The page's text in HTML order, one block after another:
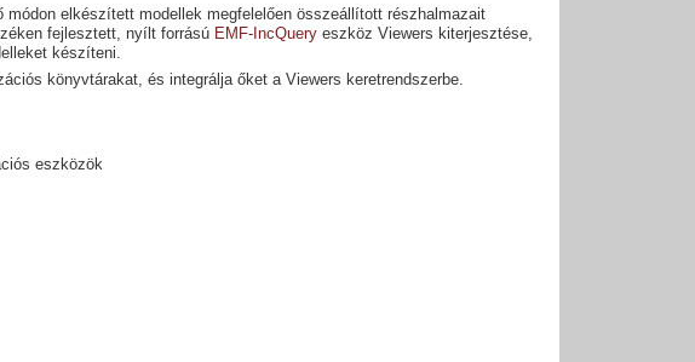
elkészített modellek megfelelően összeállított részhalmazait
fejlesztett, nyílt forrású EMF-IncQueryeszköz Viewers kiterjesztése,
készíteni.
könyvtárakat, és integrálja őket a Viewers keretrendszerbe.
eszközök